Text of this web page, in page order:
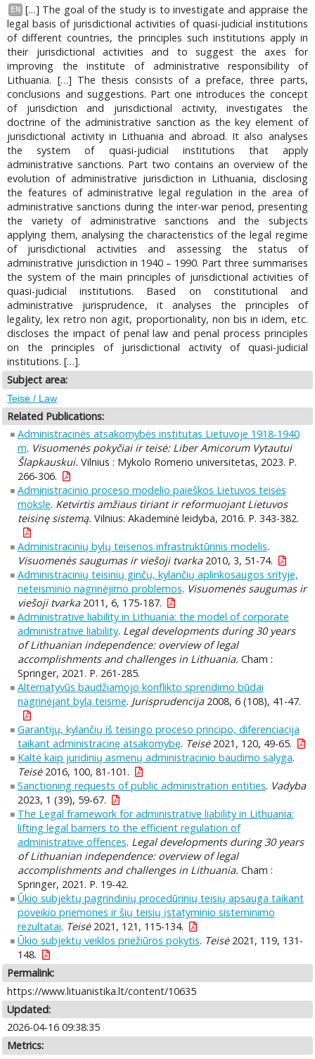
EN
[…] The goal of the study is to investigate and appraise the
legal basis of jurisdictional activities of quasi-judicial institutions
of different countries, the principles such institutions apply in
their jurisdictional activities and to suggest the axes for
improving the institute of administrative responsibility of
Lithuania. […] The thesis consists of a preface, three parts,
conclusions and suggestions. Part one introduces the concept
of jurisdiction and jurisdictional activity, investigates the
doctrine of the administrative sanction as the key element of
jurisdictional activity in Lithuania and abroad. It also analyses
the system of quasi-judicial institutions that apply
administrative sanctions. Part two contains an overview of the
evolution of administrative jurisdiction in Lithuania, disclosing
the features of administrative legal regulation in the area of
administrative sanctions during the inter-war period, presenting
the variety of administrative sanctions and the subjects
applying them, analysing the characteristics of the legal regime
of jurisdictional activities and assessing the status of
administrative jurisdiction in 1940 – 1990. Part three summarises
the system of the main principles of jurisdictional activities of
quasi-judicial institutions. Based on constitutional and
administrative jurisprudence, it analyses the principles of
legality, lex retro non agit, proportionality, non bis in idem, etc.
discloses the impact of penal law and penal process principles
on the principles of jurisdictional activity of quasi-judicial
institutions. […].
Subject area:
Teisė / Law
Related Publications:
Administracinės atsakomybės institutas Lietuvoje 1918-1940
m. Visuomenės pokyčiai ir teisė: Liber Amicorum Vytautui
Šlapkauskui. Vilnius : Mykolo Romerio universitetas, 2023. P.
266-306.
Administracinio proceso modelio paieškos Lietuvos teisės
moksle. Ketvirtis amžiaus tiriant ir reformuojant Lietuvos
teisinę sistemą. Vilnius: Akademinė leidyba, 2016. P. 343-382.
Administracinių bylų teisenos infrastruktūrinis modelis.
Visuomenės saugumas ir viešoji tvarka2010, 3, 51-74.
Administracinių teisinių ginčų, kylančių aplinkosaugos srityje,
neteisminio nagrinėjimo problemos. Visuomenės saugumas ir
viešoji tvarka2011, 6, 175-187.
Administrative liability in Lithuania: the model of corporate
administrative liability. Legal developments during 30 years
of Lithuanian independence: overview of legal
accomplishments and challenges in Lithuania. Cham :
Springer, 2021. P. 261-285.
Alternatyvūs baudžiamojo konflikto sprendimo būdai
nagrinėjant bylą teisme. Jurisprudencija2008, 6 (108), 41-47.
Garantijų, kylančių iš teisingo proceso principo, diferenciacija
taikant administracinę atsakomybę. Teisė2021, 120, 49-65.
Kaltė kaip juridinių asmenų administracinio baudimo sąlyga.
Teisė2016, 100, 81-101.
Sanctioning requests of public administration entities. Vadyba
2023, 1 (39), 59-67.
The Legal framework for administrative liability in Lithuania:
lifting legal barriers to the efficient regulation of
administrative offences. Legal developments during 30 years
of Lithuanian independence: overview of legal
accomplishments and challenges in Lithuania. Cham :
Springer, 2021. P. 19-42.
Ūkio subjektų pagrindinių procedūrinių teisių apsauga taikant
poveikio priemones ir šių teisių įstatyminio sisteminimo
rezultatai. Teisė2021, 121, 115-134.
Ūkio subjektų veiklos priežiūros pokytis. Teisė2021, 119, 131-
148.
Permalink:
https://www.lituanistika.lt/content/10635
Updated:
2026-04-16 09:38:35
Metrics: